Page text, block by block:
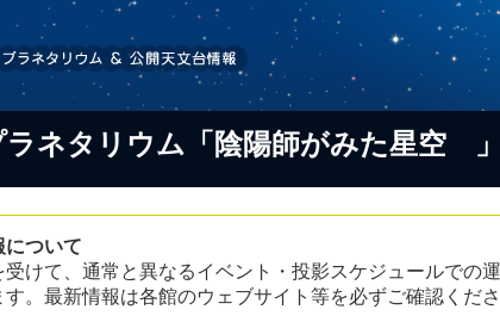
ラネタリウム「陰陽師がみた星空 」
について
けて、通常と異なるイベント・投影スケジュールでの
。最新情報は各館のウェブサイト等を必ずご確認くださ